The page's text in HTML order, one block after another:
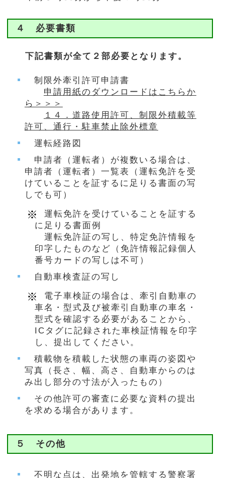
４ 必要書類
下記書類が全て２部必要となります。
制限外牽引許可申請書
申請用紙のダウンロードはこちらか
ら＞＞＞
１４．道路使用許可、制限外積載等
許可、通行・駐車禁止除外標章
運転経路図
申請者（運転者）が複数いる場合は、
申請者（運転者）一覧表（運転免許を受
けていることを証するに足りる書面の写
しでも可）
運転免許を受けていることを証する
に足りる書面例
運転免許証の写し、特定免許情報を
印字したものなど（免許情報記録個人
番号カードの写しは不可）
自動車検査証の写し
電子車検証の場合は、牽引自動車の
車名・型式及び被牽引自動車の車名・
型式を確認する必要があることから、
ICタグに記録された車検証情報を印字
し、提出してください。
積載物を積載した状態の車両の姿図や
写真（長さ、幅、高さ、自動車からのは
み出し部分の寸法が入ったもの）
その他許可の審査に必要な資料の提出
を求める場合があります。
５ その他
不明な点は、出発地を管轄する警察署